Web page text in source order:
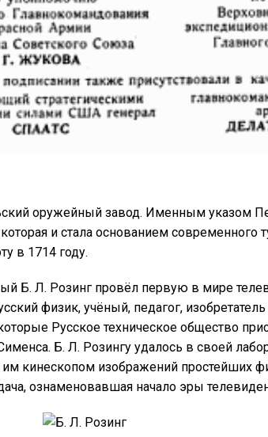
оружейный завод. Именным указом
и стала основанием современного
в 1714 году.
Б. Л. Розинг провёл первую в мире
физик, учёный, педагог,
Русское техническое общество
Б. Л. Розингу удалось в своей
кинескопом изображений простейших
ознаменовавшая начало эры